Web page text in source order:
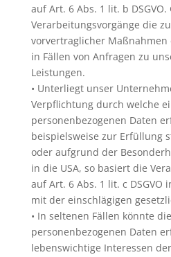
auf Art. 6 Abs. 1 lit. b
Verarbeitungsvorgänge die
vorvertraglicher
in Fällen von Anfragen zu
Leistungen.
• Unterliegt unser
Verpflichtung durch welche
personenbezogenen Daten
beispielsweise zur Erfüllung
oder aufgrund der
in die USA, so basiert die
auf Art. 6 Abs. 1 lit. c
mit der einschlägigen
• In seltenen Fällen könnte
personenbezogenen Daten
lebenswichtige Interessen